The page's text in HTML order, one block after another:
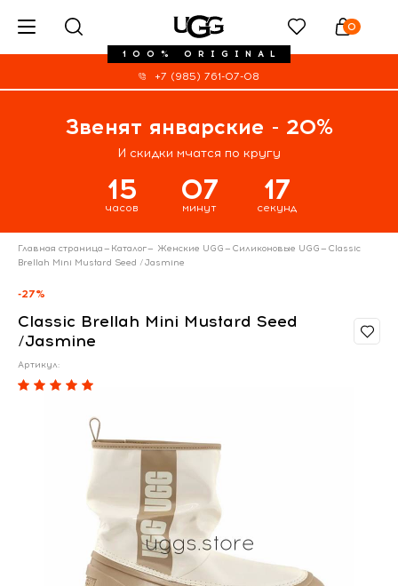
100% ORIGINAL
0
+7 (985) 761-07-08
Звенят январские - 20%
И скидки мчатся по кругу
15
часов
07
минут
17
секунд
Главная страница— Каталог— Женские UGG— Силиконовые UGG— Classic
Brellah Mini Mustard Seed /Jasmine
-27%
Classic Brellah Mini Mustard Seed
/Jasmine
Артикул: